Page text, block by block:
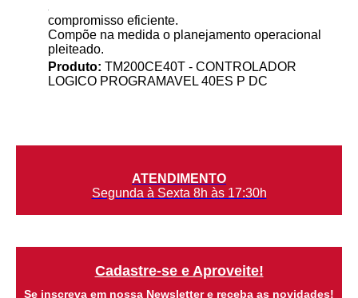
compromisso eficiente.
Compõe na medida o planejamento operacional
pleiteado.
Produto: TM200CE40T - CONTROLADOR
LOGICO PROGRAMAVEL 40ES P DC
ATENDIMENTO
Segunda à Sexta 8h às 17:30h
Cadastre-se e Aproveite!
Se inscreva em nossa Newsletter e receba as novidades!